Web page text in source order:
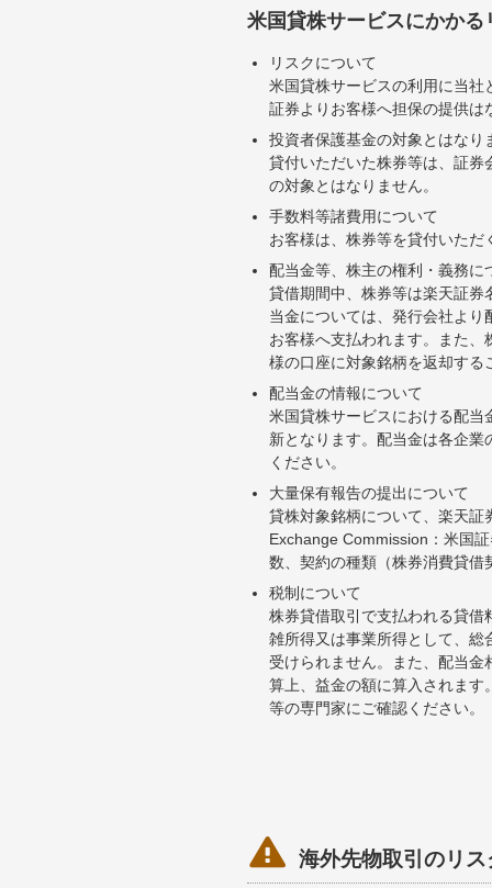
米国貸株サービスにかかる
リスクについて
米国貸株サービスの利用に当
証券よりお客様へ担保の提供
投資者保護基金の対象とはなり
貸付いただいた株券等は、証
の対象とはなりません。
手数料等諸費用について
お客様は、株券等を貸付いた
配当金等、株主の権利・義務に
貸借期間中、株券等は楽天証
当金については、発行会社よ
お客様へ支払われます。また
様の口座に対象銘柄を返却す
配当金の情報について
米国貸株サービスにおける配当
新となります。配当金は各企
ください。
大量保有報告の提出について
貸株対象銘柄について、楽天
Exchange Commission：米国
数、契約の種類（株券消費貸
税制について
株券貸借取引で支払われる貸
雑所得又は事業所得として、
受けられません。また、配当
算上、益金の額に算入されま
等の専門家にご確認ください。
 海外先物取引のリ